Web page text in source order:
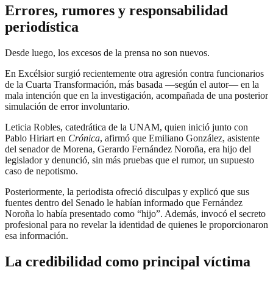
Errores, rumores y responsabilidad
periodística
Desde luego, los excesos de la prensa no son nuevos.
En Excélsior surgió recientemente otra agresión contra funcionarios
de la Cuarta Transformación, más basada —según el autor— en la
mala intención que en la investigación, acompañada de una posterior
simulación de error involuntario.
Leticia Robles, catedrática de la UNAM, quien inició junto con
Pablo Hiriart en Crónica, afirmó que Emiliano González, asistente
del senador de Morena, Gerardo Fernández Noroña, era hijo del
legislador y denunció, sin más pruebas que el rumor, un supuesto
caso de nepotismo.
Posteriormente, la periodista ofreció disculpas y explicó que sus
fuentes dentro del Senado le habían informado que Fernández
Noroña lo había presentado como “hijo”. Además, invocó el secreto
profesional para no revelar la identidad de quienes le proporcionaron
esa información.
La credibilidad como principal víctima